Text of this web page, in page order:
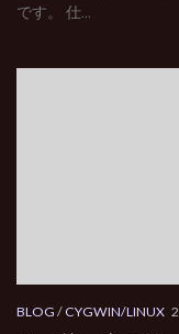
です。 仕...
BLOG /CYGWIN/LINUX